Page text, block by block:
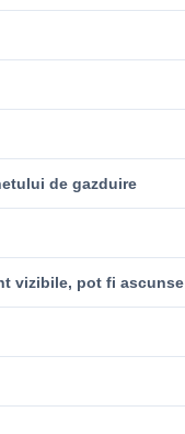
de gazduire
vizibile, pot fi ascunse